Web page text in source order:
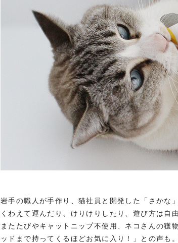
岩手の職人が手作り、猫社員と開発した「さかな
くわえて運んだり、けりけりしたり、遊び方は自由
またたびやキャットニップ不使用、ネコさんの獲
ッドまで持ってくるほどお気に入り！」との声も